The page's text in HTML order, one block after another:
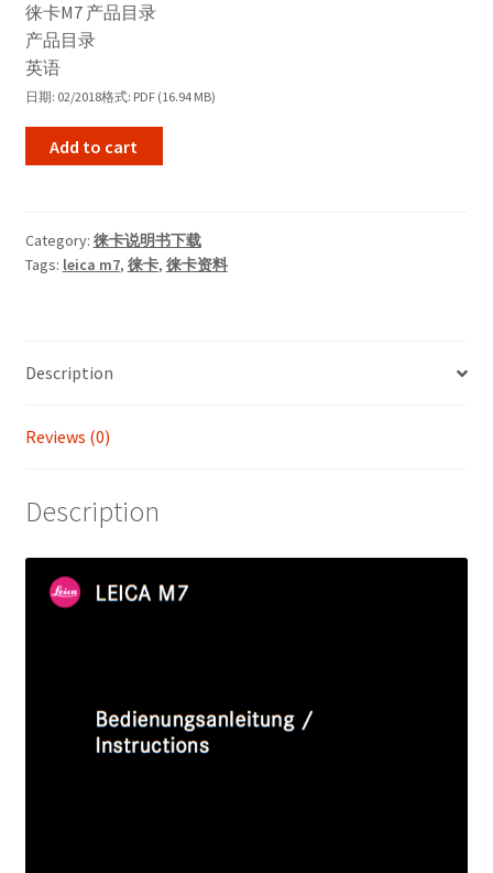
徕卡M7 产品目录
产品目录
英语
日期: 02/2018格式: PDF (16.94 MB)
Add to cart
Category: 徕卡说明书下载
Tags: leica m7, 徕卡, 徕卡资料
Description
Reviews (0)
Description